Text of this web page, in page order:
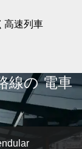
高速列車
線の 電車